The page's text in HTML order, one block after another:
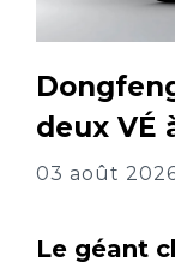
deux VÉ
03 août
Le géant